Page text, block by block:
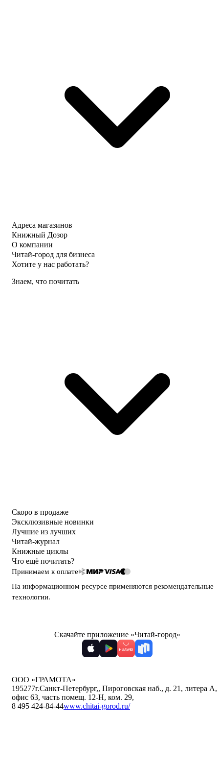
Адреса магазинов
Книжный Дозор
О компании
Читай-город для бизнеса
Хотите у нас работать?
Знаем, что почитать
Скоро в продаже
Эксклюзивные новинки
Лучшие из лучших
Читай-журнал
Книжные циклы
Что ещё почитать?
Принимаем к оплате
На информационном ресурсе применяются рекомендательные
технологии.
Скачайте приложение «Читай-город»
ООО «ГРАМОТА»
195277г.Санкт-Петербург,, Пироговская наб., д. 21, литера А,
офис 63, часть помещ. 12-Н, ком. 29,
8 495 424-84-44www.chitai-gorod.ru/